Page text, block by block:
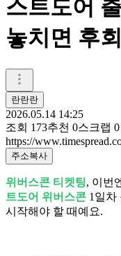
스트도어
놓치면 후
란란란
2026.05.14 14:25
조회 173추천 0스크랩 0
https://
주소복사
위버스콘 티켓팅, 이번
트도어 위버스콘 1일차
시작해야 할 때예요.